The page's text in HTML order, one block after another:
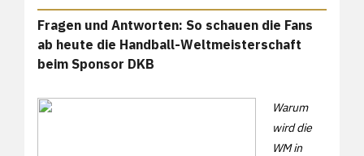
Fragen und Antworten: So schauen die Fans
ab heute die Handball-Weltmeisterschaft
beim Sponsor DKB
Warum
wird die
WM in